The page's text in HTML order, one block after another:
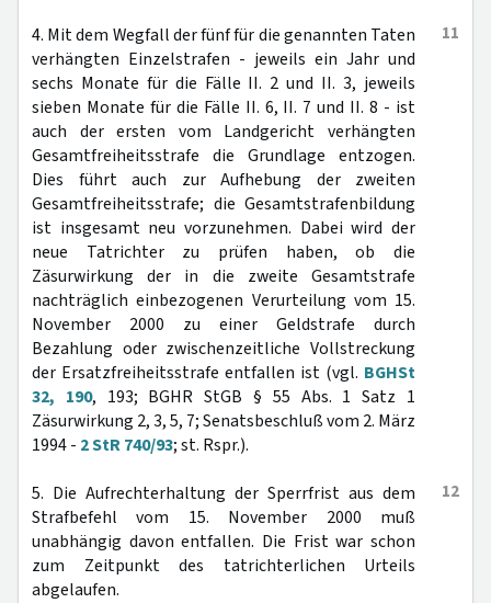
11
4. Mit dem Wegfall der fünf für die genannten Taten
verhängten Einzelstrafen - jeweils ein Jahr und
sechs Monate für die Fälle II. 2 und II. 3, jeweils
sieben Monate für die Fälle II. 6, II. 7 und II. 8 - ist
auch der ersten vom Landgericht verhängten
Gesamtfreiheitsstrafe die Grundlage entzogen.
Dies führt auch zur Aufhebung der zweiten
Gesamtfreiheitsstrafe; die Gesamtstrafenbildung
ist insgesamt neu vorzunehmen. Dabei wird der
neue Tatrichter zu prüfen haben, ob die
Zäsurwirkung der in die zweite Gesamtstrafe
nachträglich einbezogenen Verurteilung vom 15.
November 2000 zu einer Geldstrafe durch
Bezahlung oder zwischenzeitliche Vollstreckung
der Ersatzfreiheitsstrafe entfallen ist (vgl. BGHSt
32, 190, 193; BGHR StGB § 55 Abs. 1 Satz 1
Zäsurwirkung 2, 3, 5, 7; Senatsbeschluß vom 2. März
1994 - 2 StR 740/93; st. Rspr.).
12
5. Die Aufrechterhaltung der Sperrfrist aus dem
Strafbefehl vom 15. November 2000 muß
unabhängig davon entfallen. Die Frist war schon
zum Zeitpunkt des tatrichterlichen Urteils
abgelaufen.